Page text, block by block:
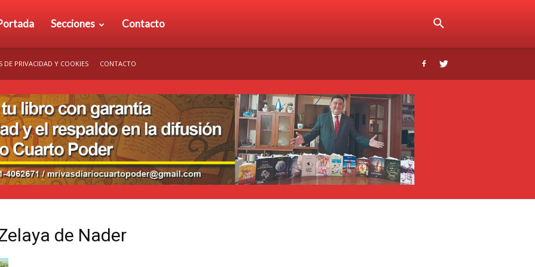
Secciones Contacto
DE PRIVACIDAD Y COOKIES CONTACTO
de Nader